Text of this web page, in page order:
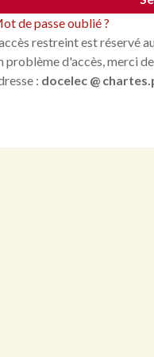
de passe oublié ?
restreint est réservé
problème d'accès, merci
: docelec @